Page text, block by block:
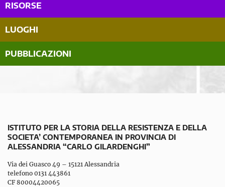
RISORSE
LUOGHI
PUBBLICAZIONI
ISTITUTO PER LA STORIA DELLA RESISTENZA E DELLA
SOCIETA’ CONTEMPORANEA IN PROVINCIA DI
ALESSANDRIA “CARLO GILARDENGHI”
Via dei Guasco 49 – 15121 Alessandria
telefono 0131 443861
CF 80004420065